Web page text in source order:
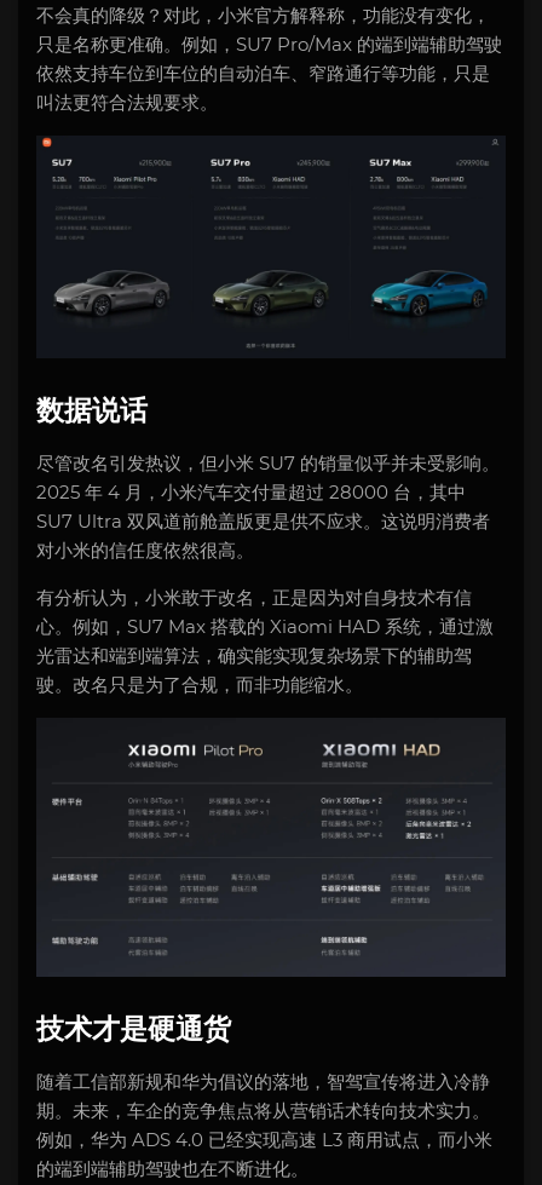
不会真的降级？对此，小米官方解释称，功能没有变化，
只是名称更准确。例如，SU7 Pro/Max 的端到端辅助驾驶
依然支持车位到车位的自动泊车、窄路通行等功能，只是
叫法更符合法规要求。
数据说话
尽管改名引发热议，但小米 SU7 的销量似乎并未受影响。
2025 年 4 月，小米汽车交付量超过 28000 台，其中
SU7 Ultra 双风道前舱盖版更是供不应求。这说明消费者
对小米的信任度依然很高。
有分析认为，小米敢于改名，正是因为对自身技术有信
心。例如，SU7 Max 搭载的 Xiaomi HAD 系统，通过激
光雷达和端到端算法，确实能实现复杂场景下的辅助驾
驶。改名只是为了合规，而非功能缩水。
技术才是硬通货
随着工信部新规和华为倡议的落地，智驾宣传将进入冷静
期。未来，车企的竞争焦点将从营销话术转向技术实力。
例如，华为 ADS 4.0 已经实现高速 L3 商用试点，而小米
的端到端辅助驾驶也在不断进化。